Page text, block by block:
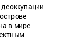
в мире